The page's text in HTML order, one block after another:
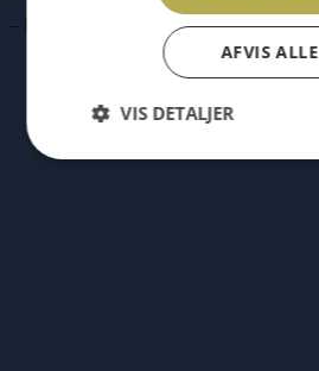
– Rosmarie
AFVIS ALLE
VIS DETALJER